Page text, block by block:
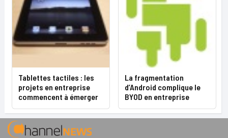
Tablettes tactiles : les
projets en entreprise
commencent à émerger
La fragmentation
d’Android complique le
BYOD en entreprise